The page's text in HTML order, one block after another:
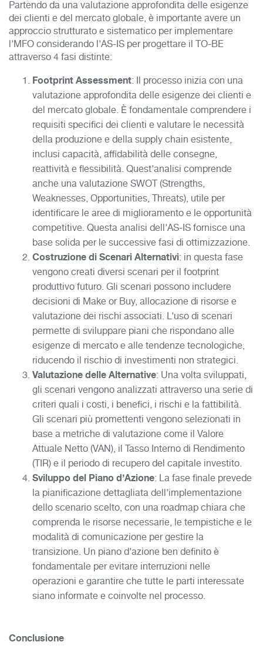
Partendo da una valutazione approfondita delle esigenze
dei clienti e del mercato globale, è importante avere un
approccio strutturato e sistematico per implementare
l’MFO considerando l’AS-IS per progettare il TO-BE
attraverso 4 fasi distinte:
Footprint Assessment: Il processo inizia con una
valutazione approfondita delle esigenze dei clienti e
del mercato globale. È fondamentale comprendere i
requisiti specifici dei clienti e valutare le necessità
della produzione e della supply chain esistente,
inclusi capacità, affidabilità delle consegne,
reattività e flessibilità. Quest’analisi comprende
anche una valutazione SWOT (Strengths,
Weaknesses, Opportunities, Threats), utile per
identificare le aree di miglioramento e le opportunità
competitive. Questa analisi dell’AS-IS fornisce una
base solida per le successive fasi di ottimizzazione.
Costruzione di Scenari Alternativi: in questa fase
vengono creati diversi scenari per il footprint
produttivo futuro. Gli scenari possono includere
decisioni di Make or Buy, allocazione di risorse e
valutazione dei rischi associati. L’uso di scenari
permette di sviluppare piani che rispondano alle
esigenze di mercato e alle tendenze tecnologiche,
riducendo il rischio di investimenti non strategici.
Valutazione delle Alternative: Una volta sviluppati,
gli scenari vengono analizzati attraverso una serie di
criteri quali i costi, i benefici, i rischi e la fattibilità.
Gli scenari più promettenti vengono selezionati in
base a metriche di valutazione come il Valore
Attuale Netto (VAN), il Tasso Interno di Rendimento
(TIR) e il periodo di recupero del capitale investito.
Sviluppo del Piano d’Azione: La fase finale prevede
la pianificazione dettagliata dell’implementazione
dello scenario scelto, con una roadmap chiara che
comprenda le risorse necessarie, le tempistiche e le
modalità di comunicazione per gestire la
transizione. Un piano d’azione ben definito è
fondamentale per evitare interruzioni nelle
operazioni e garantire che tutte le parti interessate
siano informate e coinvolte nel processo.
Conclusione